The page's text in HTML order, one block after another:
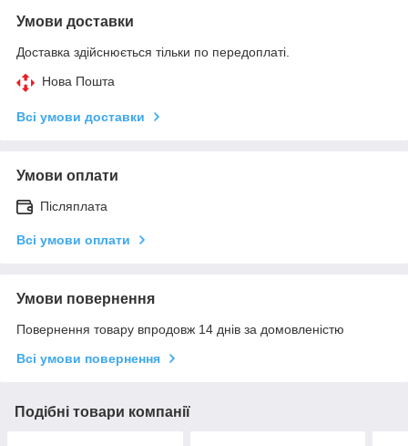
Умови доставки
Доставка здійснюється тільки по передоплаті.
Нова Пошта
Всі умови доставки
Умови оплати
Післяплата
Всі умови оплати
Умови повернення
Повернення товару впродовж 14 днів за домовленістю
Всі умови повернення
Подібні товари компанії